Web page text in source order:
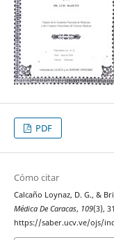
PDF
Cómo citar
Calcaño Loynaz, D. G., &
Médica De Caracas, 109(3),
https://saber.ucv.ve/ojs/